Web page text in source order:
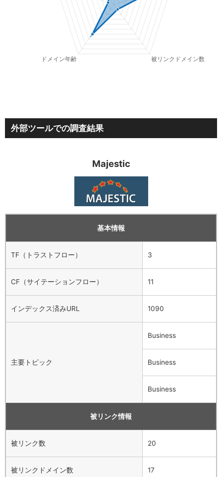
外部ツールでの調査結果
Majestic
基本情報
TF（トラストフロー） 3
CF（サイテーションフロー） 11
インデックス済みURL 1090
主要トピック
Business
Business
Business
被リンク情報
被リンク数 20
被リンクドメイン数 17